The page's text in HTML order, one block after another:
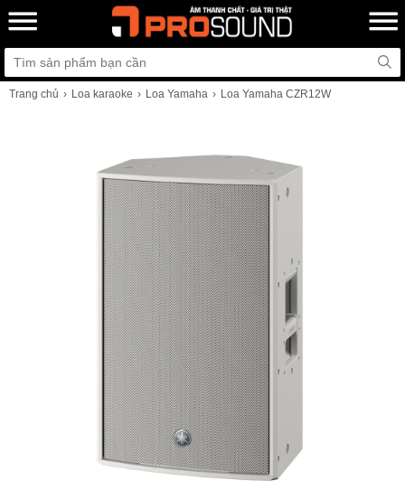
Trang chủ Loa karaoke Loa Yamaha Loa Yamaha CZR12W